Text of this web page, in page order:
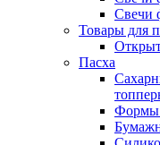
Свечи
Товары для
Пасха
Формы